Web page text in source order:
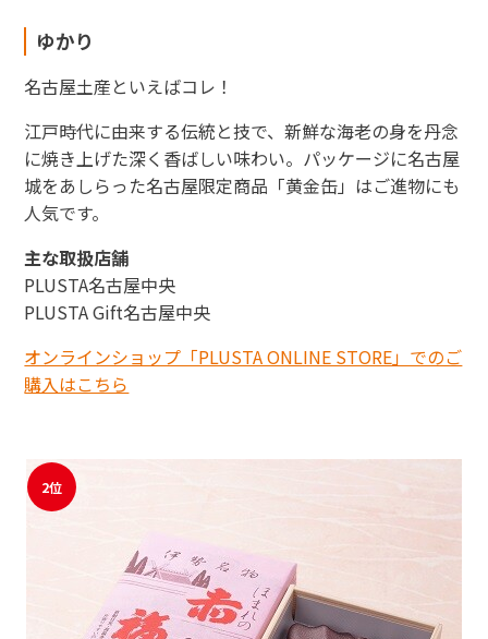
JR東海MARKET
ゆかり
名古屋土産といえばコレ！
江戸時代に由来する伝統と技で、新鮮な海老の身を丹念
に焼き上げた深く香ばしい味わい。パッケージに名古屋
城をあしらった名古屋限定商品「黄金缶」はご進物にも
人気です。
主な取扱店舗
PLUSTA名古屋中央
PLUSTA Gift名古屋中央
オンラインショップ「PLUSTA ONLINE STORE」でのご
購入はこちら
2位